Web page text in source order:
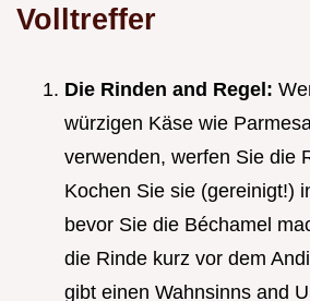
Volltreffer
Die Rinden and Regel:
würzigen Käse wie
verwenden, werfen Sie die
Kochen Sie sie (gereinigt!)
bevor Sie die Béchamel
die Rinde kurz vor dem
gibt einen Wahnsinns and